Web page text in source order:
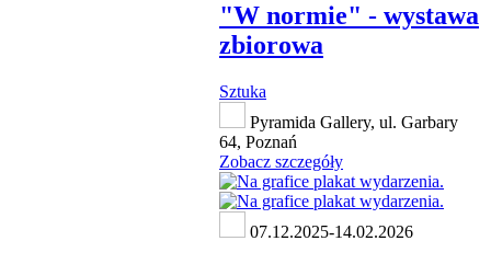
"W normie" - wystawa
zbiorowa
Sztuka
Pyramida Gallery, ul. Garbary
64, Poznań
Zobacz szczegóły
07.12.2025-14.02.2026